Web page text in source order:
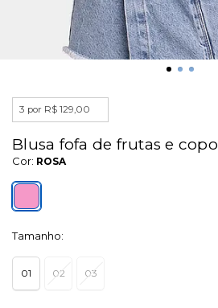
3 por R$ 129,00
Blusa fofa de frutas e copo
Cor: ROSA
Tamanho:
01 02 03